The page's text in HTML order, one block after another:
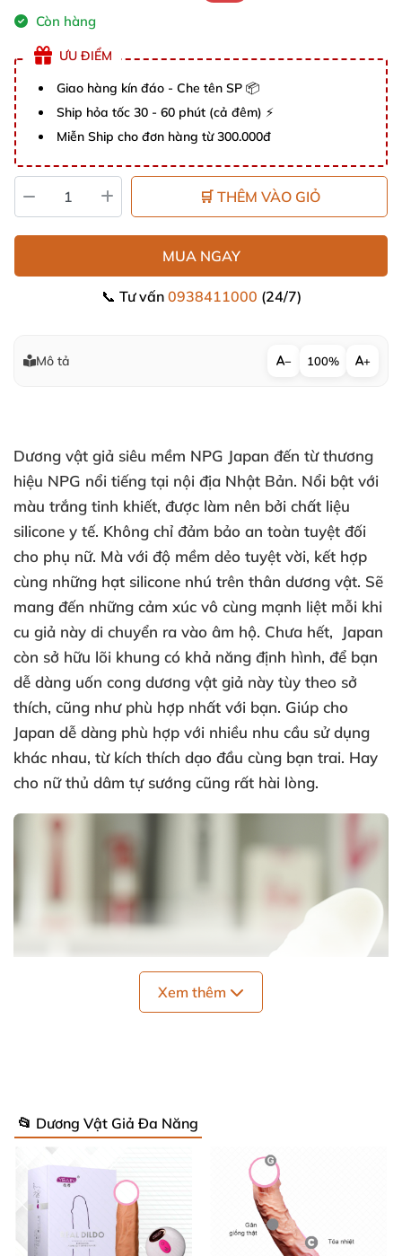
Còn hàng
ƯU ĐIỂM
Giao hàng kín đáo - Che tên SP 📦
Ship hỏa tốc 30 - 60 phút (cả đêm) ⚡
Miễn Ship cho đơn hàng từ 300.000đ
🛒 THÊM VÀO GIỎ
MUA NGAY
📞 Tư vấn 0938411000 (24/7)
Mô tả − 100% +
Dương vật giả siêu mềm NPG Japan đến từ thương
hiệu NPG nổi tiếng tại nội địa Nhật Bản. Nổi bật với
màu trắng tinh khiết, được làm nên bởi chất liệu
silicone y tế. Không chỉ đảm bảo an toàn tuyệt đối
cho phụ nữ. Mà với độ mềm dẻo tuyệt vời, kết hợp
cùng những hạt silicone nhú trên thân dương vật. Sẽ
mang đến những cảm xúc vô cùng mạnh liệt mỗi khi
cu giả này di chuyển ra vào âm hộ. Chưa hết, Japan
còn sở hữu lõi khung có khả năng định hình, để bạn
dễ dàng uốn cong dương vật giả này tùy theo sở
thích, cũng như phù hợp nhất với bạn. Giúp cho
Japan dễ dàng phù hợp với nhiều nhu cầu sử dụng
khác nhau, từ kích thích dạo đầu cùng bạn trai. Hay
cho nữ thủ dâm tự sướng cũng rất hài lòng.
Xem thêm
📂 Dương Vật Giả Đa Năng